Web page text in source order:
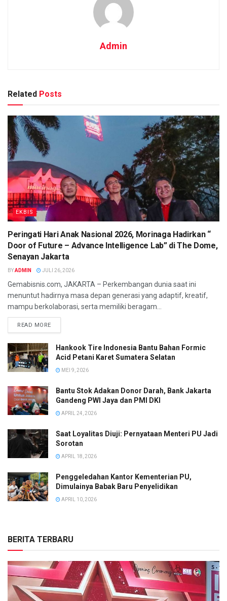
Admin
Related Posts
EKBIS
Peringati Hari Anak Nasional 2026, Morinaga Hadirkan “
Door of Future – Advance Intelligence Lab” di The Dome,
Senayan Jakarta
BYADMIN JULI 26, 2026
Gemabisnis.com, JAKARTA – Perkembangan dunia saat ini
menuntut hadirnya masa depan generasi yang adaptif, kreatif,
mampu berkolaborasi, serta memiliki beragam...
READ MORE
Hankook Tire Indonesia Bantu Bahan Formic
Acid Petani Karet Sumatera Selatan
MEI 9, 2026
Bantu Stok Adakan Donor Darah, Bank Jakarta
Gandeng PWI Jaya dan PMI DKI
APRIL 24, 2026
Saat Loyalitas Diuji: Pernyataan Menteri PU Jadi
Sorotan
APRIL 18, 2026
Penggeledahan Kantor Kementerian PU,
Dimulainya Babak Baru Penyelidikan
APRIL 10, 2026
BERITA TERBARU